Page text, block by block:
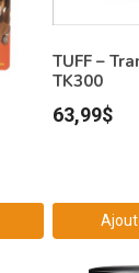
TUFF –
TK300
63,99$